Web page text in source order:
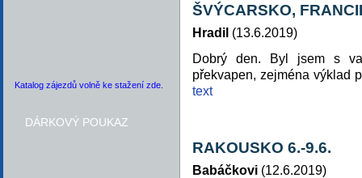
ŠVÝCARSKO,
Hradil (13.6.2019)
Dobrý den. Byl jsem s
překvapen, zejména výklad
text
RAKOUSKO 6.-9.6.
Babáčkovi(12.6.2019)
Katalog zájezdů volně ke stažení zde.
DÁRKOVÝ POUKAZ